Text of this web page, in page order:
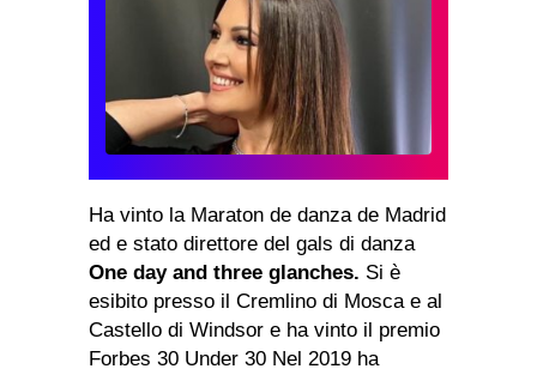
Ha vinto la Maraton de danza de Madrid
ed e stato direttore del gals di danza
One day and three glanches. Si è
esibito presso il Cremlino di Mosca e al
Castello di Windsor e ha vinto il premio
Forbes 30 Under 30 Nel 2019 ha